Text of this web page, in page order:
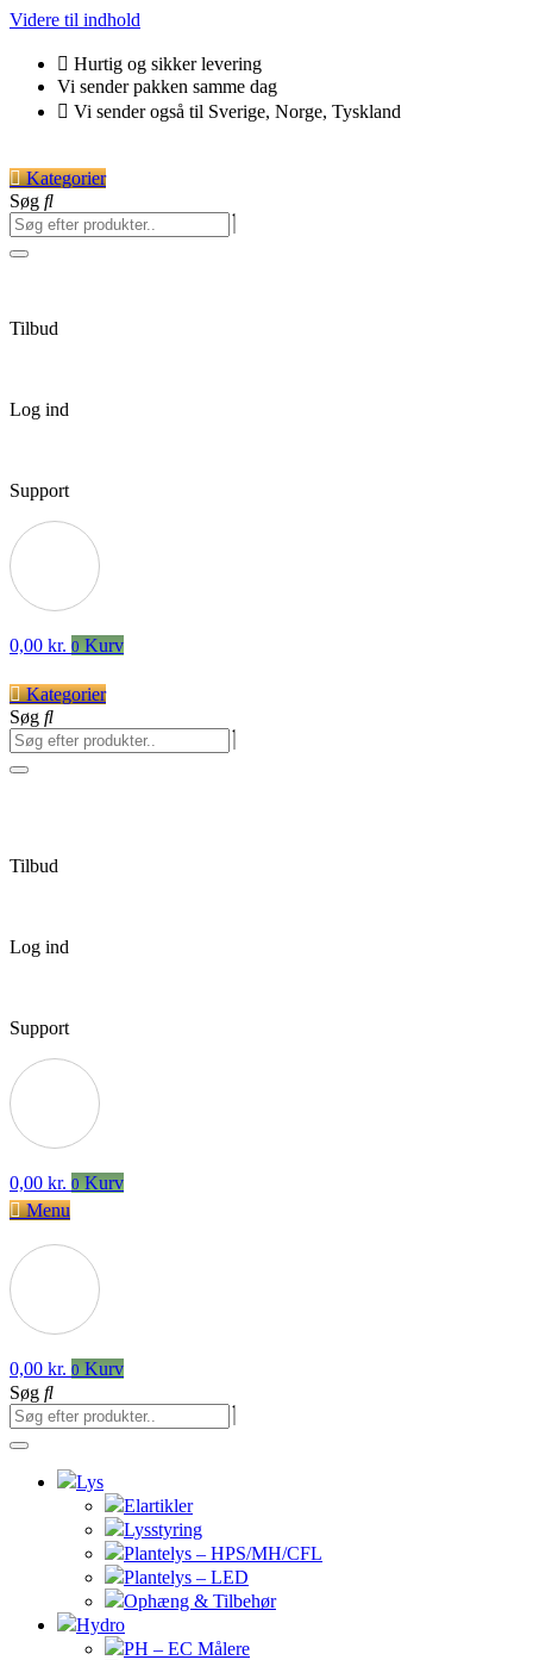
Videre til indhold
Hurtig og sikker levering
Vi sender pakken samme dag
Vi sender også til Sverige, Norge, Tyskland
Kategorier
Søg
Tilbud
Log ind
Support
0,00 kr. 0 Kurv
Kategorier
Søg
Tilbud
Log ind
Support
0,00 kr. 0 Kurv
Menu
0,00 kr. 0 Kurv
Søg
Lys
Elartikler
Lysstyring
Plantelys – HPS/MH/CFL
Plantelys – LED
Ophæng & Tilbehør
Hydro
PH – EC Målere